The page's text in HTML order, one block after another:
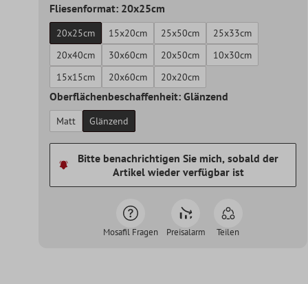
Fliesenformat: 20x25cm
20x25cm 15x20cm 25x50cm
25x33cm
20x40cm
30x60cm 20x50cm
10x30cm
15x15cm
20x60cm 20x20cm
Oberflächenbeschaffenheit: Glänzend
Matt Glänzend
Bitte benachrichtigen Sie mich, sobald der
Artikel wieder verfügbar ist
Mosafil Fragen Preisalarm Teilen